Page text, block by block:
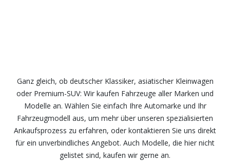
Ganz gleich, ob deutscher Klassiker, asiatischer Kleinwagen
oder Premium-SUV: Wir kaufen Fahrzeuge aller Marken und
Modelle an. Wählen Sie einfach Ihre Automarke und Ihr
Fahrzeugmodell aus, um mehr über unseren spezialisierten
Ankaufsprozess zu erfahren, oder kontaktieren Sie uns direkt
für ein unverbindliches Angebot. Auch Modelle, die hier nicht
gelistet sind, kaufen wir gerne an.